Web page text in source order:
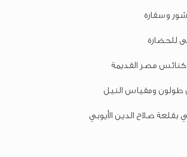
وسقارة
للحضارة
مصر القديمة
طولون ومقياس النيل
بقلعة صلاح الدين الأيوبي